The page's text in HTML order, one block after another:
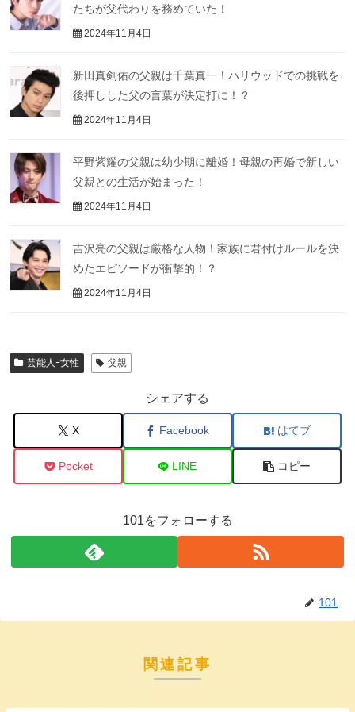
たちが父代わりを務めていた！
2024年11月4日
新田真剣佑の父親は千葉真一！ハリウッドでの挑戦を
後押しした父の言葉が決定打に！？
2024年11月4日
平野紫耀の父親は幼少期に離婚！母親の再婚で新しい
父親との生活が始まった！
2024年11月4日
吉沢亮の父親は厳格な人物！家族に君付けルールを決
めたエピソードが衝撃的！？
2024年11月4日
芸能人ｰ女性 父親
シェアする
X Facebook はてブ
Pocket LINE コピー
101をフォローする
101
関連記事